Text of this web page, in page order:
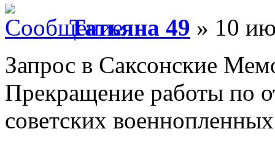
Татьяна 49 » 10
Запрос в Саксонские
Прекращение работы по
советских военнопленных